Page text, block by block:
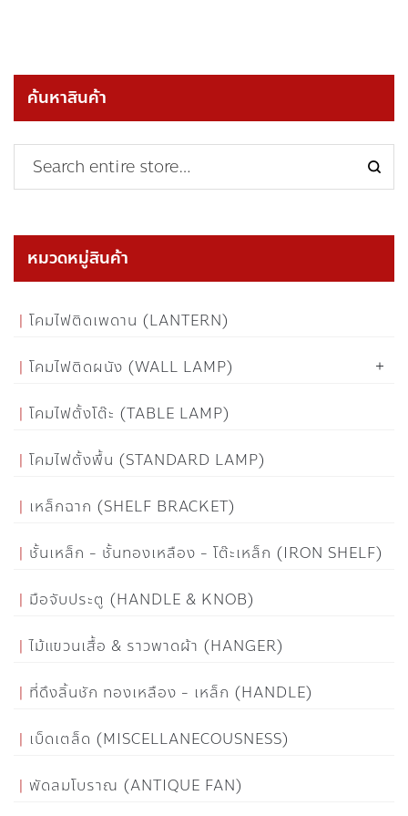
ค้นหาสินค้า
หมวดหมู่สินค้า
โคมไฟติดเพดาน (LANTERN)
โคมไฟติดผนัง (WALL LAMP)
โคมไฟตั้งโต๊ะ (TABLE LAMP)
โคมไฟตั้งพื้น (STANDARD LAMP)
เหล็กฉาก (SHELF BRACKET)
ชั้นเหล็ก - ชั้นทองเหลือง - โต๊ะเหล็ก (IRON SHELF)
มือจับประตู (HANDLE & KNOB)
ไม้แขวนเสื้อ & ราวพาดผ้า (HANGER)
ที่ดึงลิ้นชัก ทองเหลือง - เหล็ก (HANDLE)
เบ็ดเตล็ด (MISCELLANECOUSNESS)
พัดลมโบราณ (ANTIQUE FAN)